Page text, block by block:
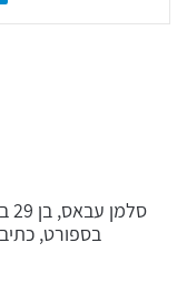
בספורט,